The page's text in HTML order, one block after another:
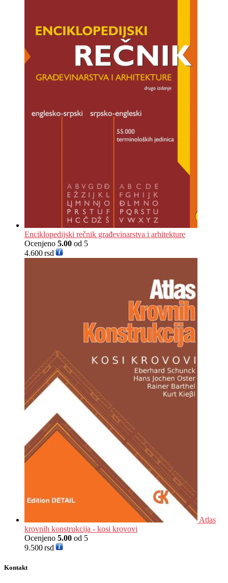
Enciklopedijski rečnik građevinarstva i arhitekture
Ocenjeno 5.00 od 5
4.600rsd
Atlas
krovnih konstrukcija - kosi krovovi
Ocenjeno 5.00 od 5
9.500rsd
Kontakt